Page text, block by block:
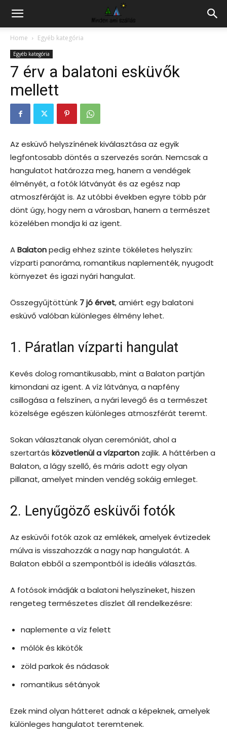
Hazai
szállás
Home Egyéb kategória
Egyéb kategória
7 érv a balatoni esküvők
mellett
Az esküvő helyszínének kiválasztása az egyik
legfontosabb döntés a szervezés során. Nemcsak a
hangulatot határozza meg, hanem a vendégek
élményét, a fotók látványát és az egész nap
atmoszféráját is. Az utóbbi években egyre több pár
dönt úgy, hogy nem a városban, hanem a természet
közelében mondja ki az igent.
ABalatonpedig ehhez szinte tökéletes helyszín:
vízparti panoráma, romantikus naplementék, nyugodt
környezet és igazi nyári hangulat.
Összegyűjtöttünk 7 jó érvet, amiért egy balatoni
esküvő valóban különleges élmény lehet.
1. Páratlan vízparti hangulat
Kevés dolog romantikusabb, mint a Balaton partján
kimondani az igent. A víz látványa, a napfény
csillogása a felszínen, a nyári levegő és a természet
közelsége egészen különleges atmoszférát teremt.
Sokan választanak olyan ceremóniát, ahol a
szertartás közvetlenül a vízparton zajlik. A háttérben a
Balaton, a lágy szellő, és máris adott egy olyan
pillanat, amelyet minden vendég sokáig emleget.
2. Lenyűgöző esküvői fotók
Az esküvői fotók azok az emlékek, amelyek évtizedek
múlva is visszahozzák a nagy nap hangulatát. A
Balaton ebből a szempontból is ideális választás.
A fotósok imádják a balatoni helyszíneket, hiszen
rengeteg természetes díszlet áll rendelkezésre:
naplemente a víz felett
mólók és kikötők
zöld parkok és nádasok
romantikus sétányok
Ezek mind olyan hátteret adnak a képeknek, amelyek
különleges hangulatot teremtenek.